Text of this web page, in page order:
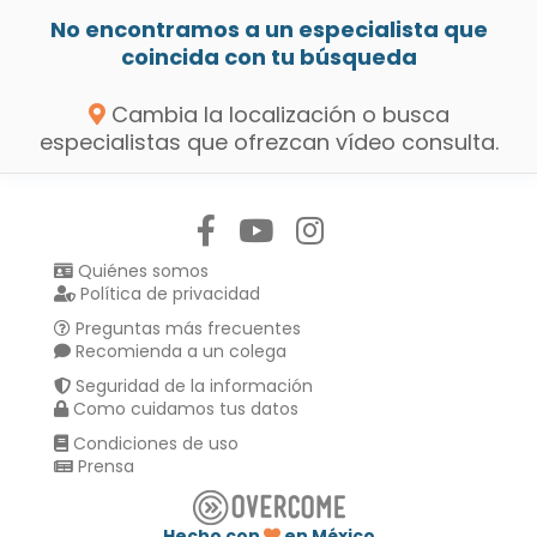
No encontramos a un especialista que
coincida con tu búsqueda
Cambia la localización o busca
especialistas que ofrezcan vídeo consulta.
Quiénes somos
Política de privacidad
Preguntas más frecuentes
Recomienda a un colega
Seguridad de la información
Como cuidamos tus datos
Condiciones de uso
Prensa